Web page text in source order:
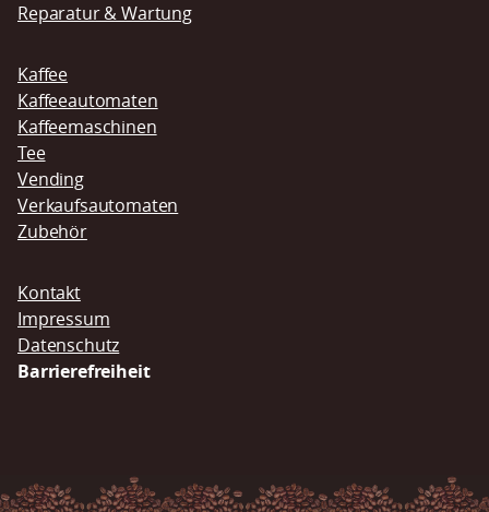
Reparatur & Wartung
Kaffee
Kaffeeautomaten
Kaffeemaschinen
Tee
Vending
Verkaufsautomaten
Zubehör
Navigation
überspringen
Kontakt
Impressum
Datenschutz
Barrierefreiheit